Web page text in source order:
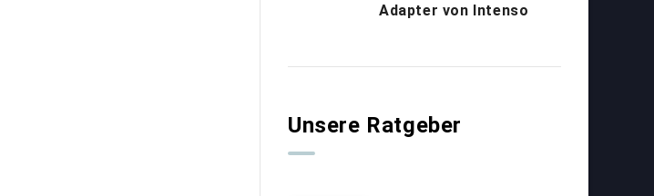
Adapter von Intenso
Unsere Ratgeber